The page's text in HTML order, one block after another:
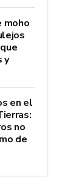
moho
y
en el
no
de